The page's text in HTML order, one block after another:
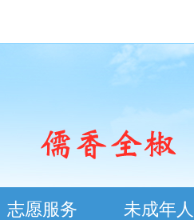
志愿服务
未成年人